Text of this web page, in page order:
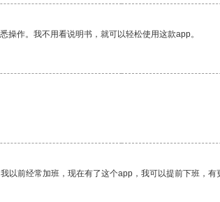
作。我不用看说明书，就可以轻松使用这款app。
前经常加班，现在有了这个app，我可以提前下班，有